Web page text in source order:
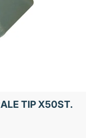
TIP X50ST.